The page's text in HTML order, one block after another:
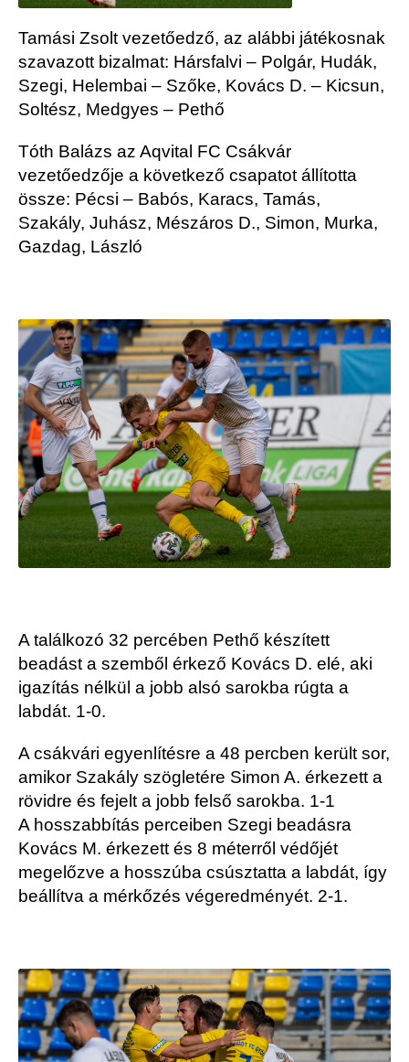
Tamási Zsolt vezetőedző, az alábbi játékosnak
szavazott bizalmat: Hársfalvi – Polgár, Hudák,
Szegi, Helembai – Szőke, Kovács D. – Kicsun,
Soltész, Medgyes – Pethő
Tóth Balázs az Aqvital FC Csákvár
vezetőedzője a következő csapatot állította
össze: Pécsi – Babós, Karacs, Tamás,
Szakály, Juhász, Mészáros D., Simon, Murka,
Gazdag, László
A találkozó 32 percében Pethő készített
beadást a szemből érkező Kovács D. elé, aki
igazítás nélkül a jobb alsó sarokba rúgta a
labdát. 1-0.
A csákvári egyenlítésre a 48 percben került sor,
amikor Szakály szögletére Simon A. érkezett a
rövidre és fejelt a jobb felső sarokba. 1-1
A hosszabbítás perceiben Szegi beadásra
Kovács M. érkezett és 8 méterről védőjét
megelőzve a hosszúba csúsztatta a labdát, így
beállítva a mérkőzés végeredményét. 2-1.